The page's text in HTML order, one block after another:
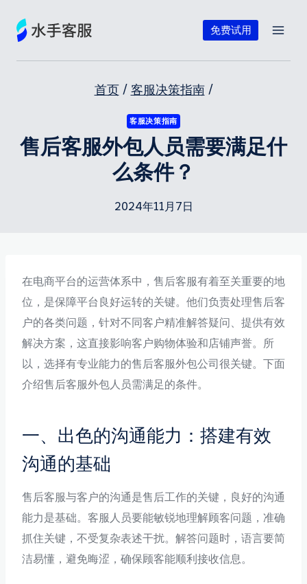
免费试用
首页 / 客服决策指南 /
客服决策指南
售后客服外包人员需要满足什
么条件？
2024年11月7日
在电商平台的运营体系中，售后客服有着至关重要的地
位，是保障平台良好运转的关键。他们负责处理售后客
户的各类问题，针对不同客户精准解答疑问、提供有效
解决方案，这直接影响客户购物体验和店铺声誉。所
以，选择有专业能力的售后客服外包公司很关键。下面
介绍售后客服外包人员需满足的条件。
一、出色的沟通能力：搭建有效
沟通的基础
售后客服与客户的沟通是售后工作的关键，良好的沟通
能力是基础。客服人员要能敏锐地理解顾客问题，准确
抓住关键，不受复杂表述干扰。解答问题时，语言要简
洁易懂，避免晦涩，确保顾客能顺利接收信息。